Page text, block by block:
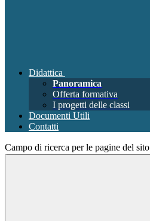
Didattica
Panoramica
Offerta formativa
I progetti delle classi
Documenti Utili
Contatti
Campo di ricerca per le pagine del sito